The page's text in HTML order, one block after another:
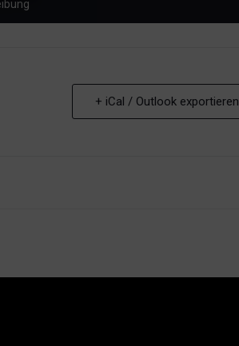
+ iCal / Outlook exportieren